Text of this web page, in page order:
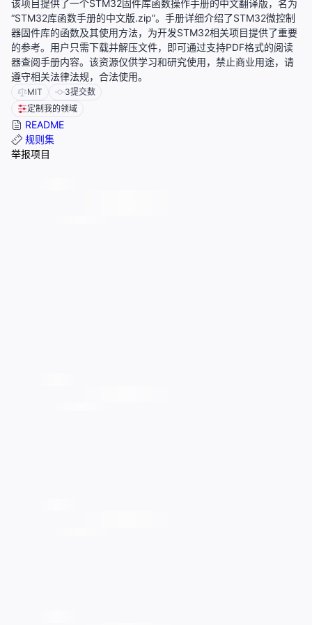
该项目提供了一个STM32固件库函数操作手册的中文翻译版，名为
“STM32库函数手册的中文版.zip”。手册详细介绍了STM32微控制
器固件库的函数及其使用方法，为开发STM32相关项目提供了重要
的参考。用户只需下载并解压文件，即可通过支持PDF格式的阅读
器查阅手册内容。该资源仅供学习和研究使用，禁止商业用途，请
遵守相关法律法规，合法使用。
MIT 3提交数
定制我的领域
README
规则集
举报项目